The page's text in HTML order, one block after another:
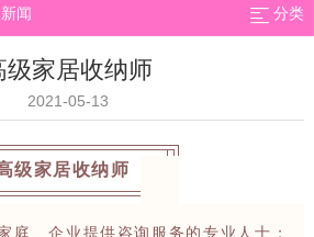
闻 分类
级家居收纳师
2021-05-13
级家居收纳师
庭、企业提供咨询服务的专业人士；